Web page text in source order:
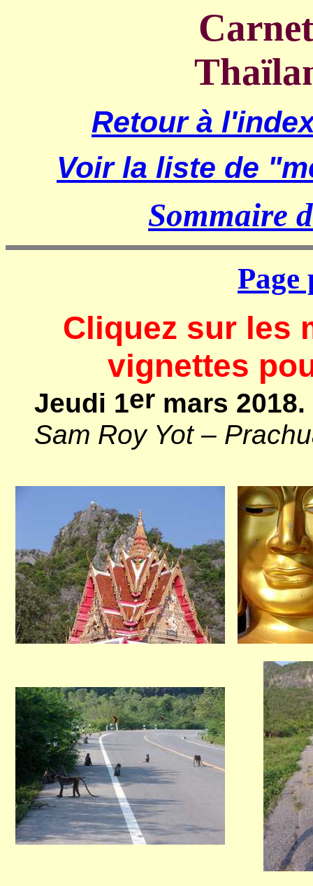
Retour à
Voir la liste de
Sommaire
Page
Cliquez sur les
vignettes
Jeudi 1ermars 2018.
Sam Roy Yot –